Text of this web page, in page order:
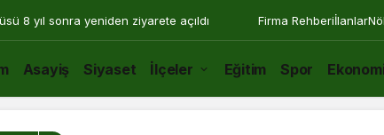
8 yıl sonra yeniden ziyarete açıldı Firma Rehberiİlanlar
Asayiş Siyaset İlçeler Eğitim Spor